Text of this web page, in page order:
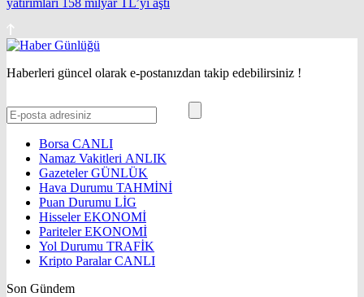
yatırımları 158 milyar TL’yi aştı
Haberleri güncel olarak e-postanızdan takip edebilirsiniz !
Borsa CANLI
Namaz Vakitleri ANLIK
GazetelerGÜNLÜK
Hava Durumu TAHMİNİ
Puan Durumu LİG
HisselerEKONOMİ
ParitelerEKONOMİ
Yol Durumu TRAFİK
Kripto ParalarCANLI
Son Gündem